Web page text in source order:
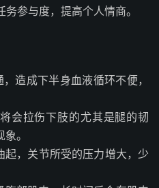
参与度，提高个人情商。
造成下半身血液循环不便，
会拉伤下肢的尤其是腿的韧
。
，关节所受的压力增大，少